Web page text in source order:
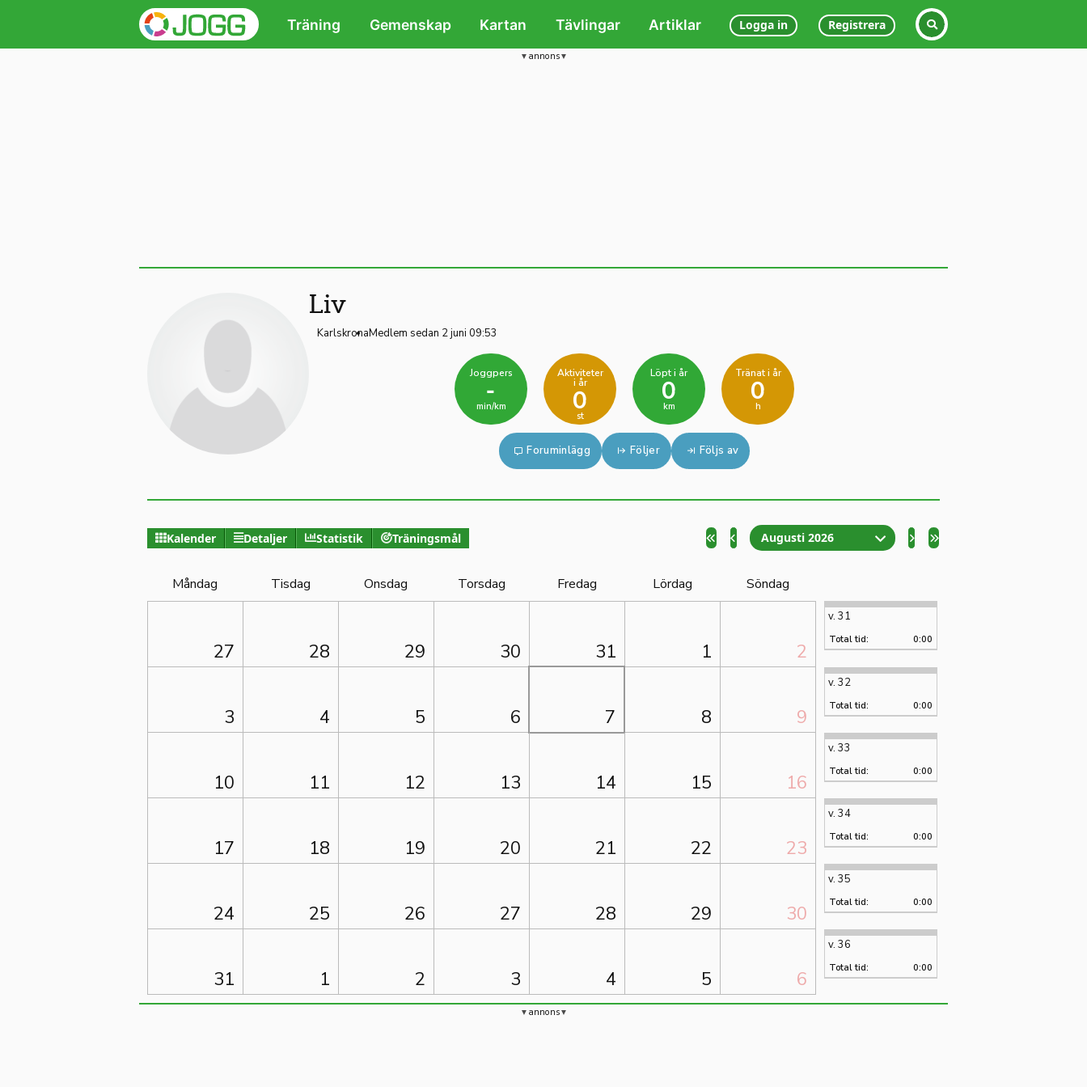
Träning Gemenskap Kartan Tävlingar Artiklar Logga in Registrera
annons
Liv
KarlskronaMedlem sedan 2 juni 09:53
Joggpers
-
min/km
Aktiviteter
i år
0
st
Löpt i år
0
km
Tränat i år
0
h
Foruminlägg Följer Följs av
Kalender Detaljer Statistik Träningsmål Augusti 2026
Måndag Tisdag Onsdag Torsdag Fredag Lördag Söndag
27 28 29 30 31 1 2
v. 31
Total tid: 0:00
3 4 5 6 7 8 9
v. 32
Total tid: 0:00
10 11 12 13 14 15 16
v. 33
Total tid: 0:00
17 18 19 20 21 22 23
v. 34
Total tid: 0:00
24 25 26 27 28 29 30
v. 35
Total tid: 0:00
31 1 2 3 4 5 6
v. 36
Total tid: 0:00
annons